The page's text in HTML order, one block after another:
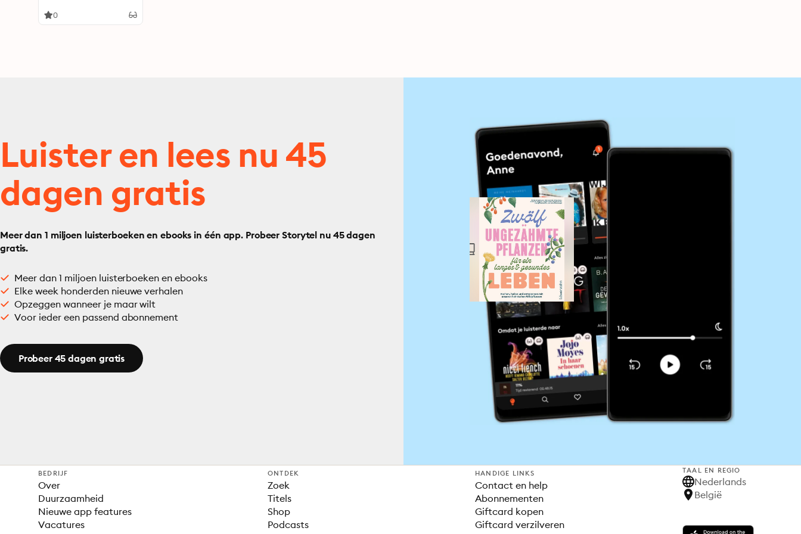
entspannen mit unseren
0
Luister en lees nu 45
dagen gratis
Meer dan 1 miljoen luisterboeken en ebooks in één app. Probeer Storytel nu 45 dagen
gratis.
Meer dan 1 miljoen luisterboeken en ebooks
Elke week honderden nieuwe verhalen
Opzeggen wanneer je maar wilt
Voor ieder een passend abonnement
Probeer 45 dagen gratis
BEDRIJF
Over
Duurzaamheid
Nieuwe app features
Vacatures
ONTDEK
Zoek
Titels
Shop
Podcasts
HANDIGE LINKS
Contact en help
Abonnementen
Giftcard kopen
Giftcard verzilveren
TAAL EN REGIO
Nederlands
België